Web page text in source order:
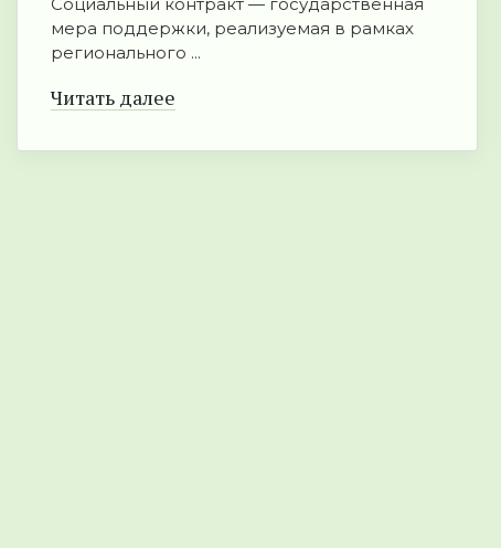
мера поддержки, реализуемая в рамках
регионального ...
Читать далее